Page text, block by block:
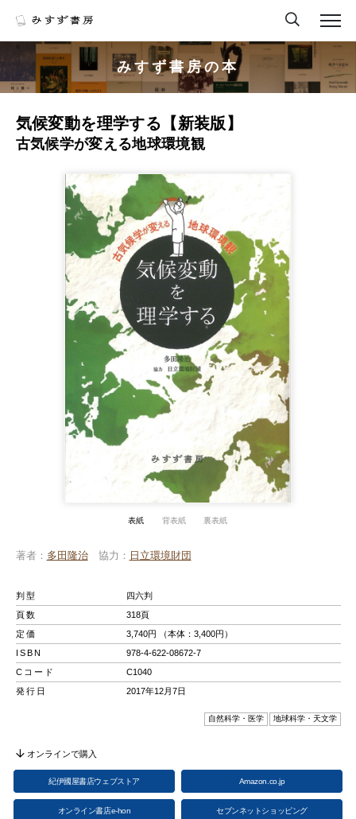
みすず書房の本
気候変動を理学する【新装版】
古気候学が変える地球環境観
表紙 背表紙 裏表紙
著者 多田隆治 協力 日立環境財団
判型
四六判
頁数
318頁
定価
3,740円 （本体：3,400円）
ISBN
978-4-622-08672-7
Cコード
C1040
発行日
2017年12月7日
自然科学・医学 地球科学・天文学
オンラインで購入
紀伊國屋書店ウェブストア Amazon.co.jp
オンライン書店e-hon セブンネットショッピング